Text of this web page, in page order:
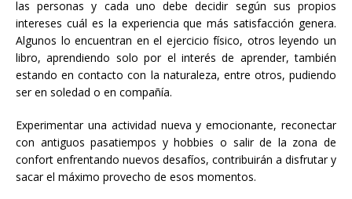
las personas y cada uno debe decidir según sus propios
intereses cuál es la experiencia que más satisfacción genera.
Algunos lo encuentran en el ejercicio físico, otros leyendo un
libro, aprendiendo solo por el interés de aprender, también
estando en contacto con la naturaleza, entre otros, pudiendo
ser en soledad o en compañía.
Experimentar una actividad nueva y emocionante, reconectar
con antiguos pasatiempos y hobbies o salir de la zona de
confort enfrentando nuevos desafíos, contribuirán a disfrutar y
sacar el máximo provecho de esos momentos.